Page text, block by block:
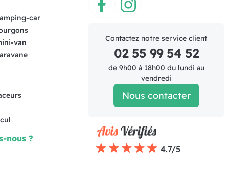
car
van
nous ?
Contactez notre service client
02 55 99 54 52
de 9h00 à 18h00 du lundi au
vendredi
Nous contacter
4.7/5